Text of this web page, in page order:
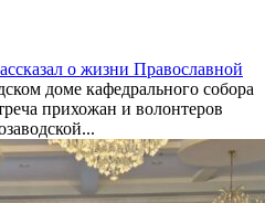
о жизни Православной
доме кафедрального собора
прихожан и волонтеров